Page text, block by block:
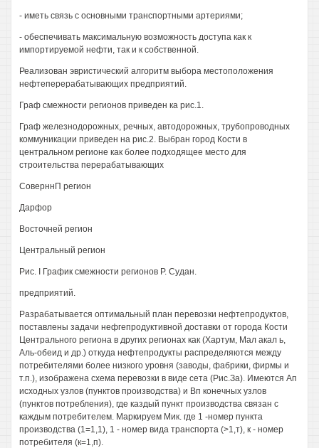
- иметь связь с основными транспортными артериями;
- обеспечивать максимальную возможность доступа как к
импортируемой нефти, так и к собственной.
Реализован эвристический алгоритм выбора местоположения
нефтеперерабатывающих предприятий.
Граф смежности регионов приведен ка рис.1.
Граф железнодорожных, речных, автодорожных, трубопроводных
коммуникации приведен на рис.2. Выбран город Кости в
центральном регионе как более подходящее место для
строительства перерабатывающих
СоверннП регион
Дарфор
Восточней регион
Центральный регион
Рис. I График смежности регионов Р. Судан.
предприятий.
Разрабатывается оптимальный план перевозки нефтепродуктов,
поставлены задачи нефгепродуктивной доставки от города Кости
Центрального региона в других регионах как (Хартум, Мал акал ь,
Аль-обеид и др.) откуда нефтепродукты распределяются между
потребителями более низкого уровня (заводы, фабрики, фирмы и
т.п.), изображена схема перевозки в виде сета (Рис.За). Имеются Ап
исходных узлов (пунктов производства) и Вп конечных узлов
(пунктов потребления), где каздый пункт производства связан с
каждым потребителем. Маркируем Мик. где 1 -номер пункта
производства (1=1,1), 1 - номер вида транспорта (>1,т), к - номер
потребителя (к=1,п).